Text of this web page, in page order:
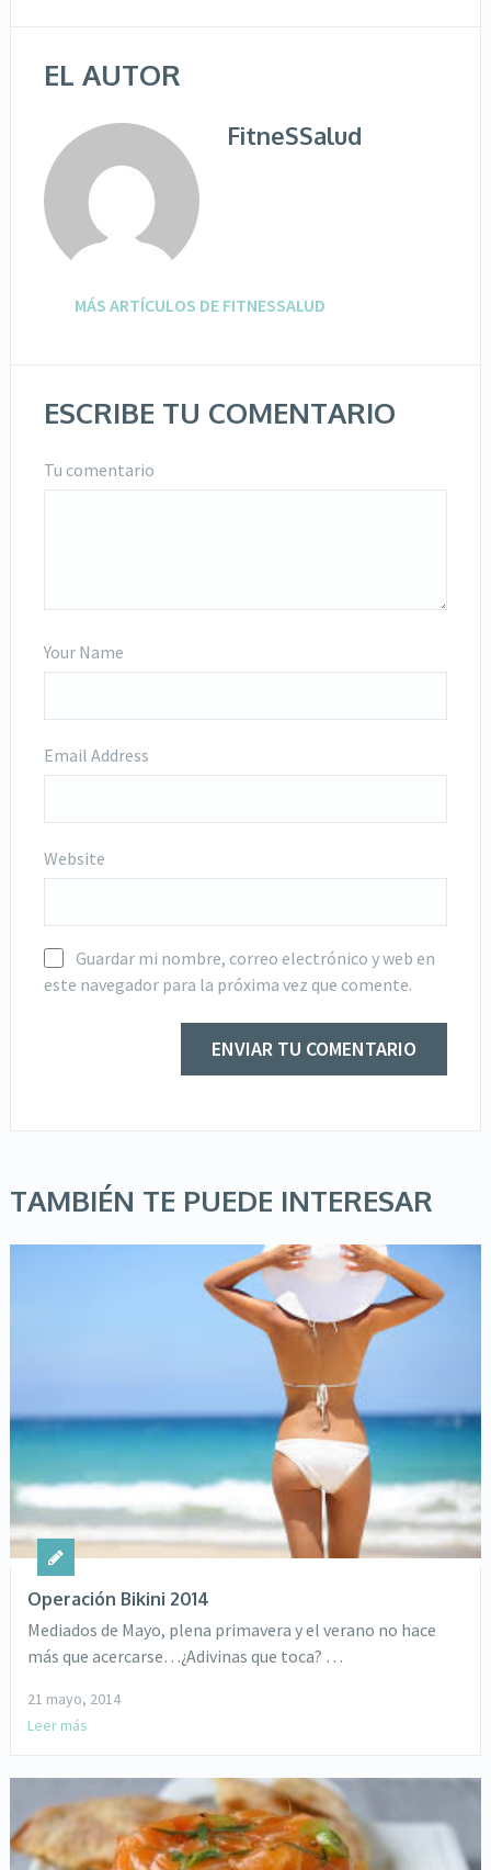
EL AUTOR
FitneSSalud
MÁS ARTÍCULOS DE FITNESSALUD
ESCRIBE TU COMENTARIO
Tu comentario
Your Name
Email Address
Website
Guardar mi nombre, correo electrónico y web en
este navegador para la próxima vez que comente.
TAMBIÉN TE PUEDE INTERESAR
Operación Bikini 2014
Mediados de Mayo, plena primavera y el verano no hace
más que acercarse…¿Adivinas que toca? …
21 mayo, 2014
Leer más